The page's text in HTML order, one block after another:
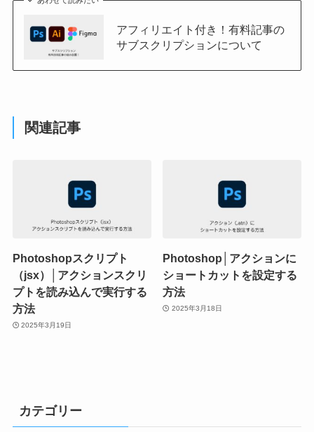
アフィリエイト付き！有料記事の
サブスクリプションについて
関連記事
Photoshopスクリプト
（jsx）│アクションスクリ
プトを読み込んで実行する
方法
2025年3月19日
Photoshop│アクションに
ショートカットを設定する
方法
2025年3月18日
カテゴリー